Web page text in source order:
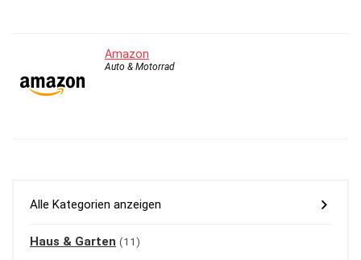
Amazon
Auto & Motorrad
Alle Kategorien anzeigen
Haus & Garten (11)